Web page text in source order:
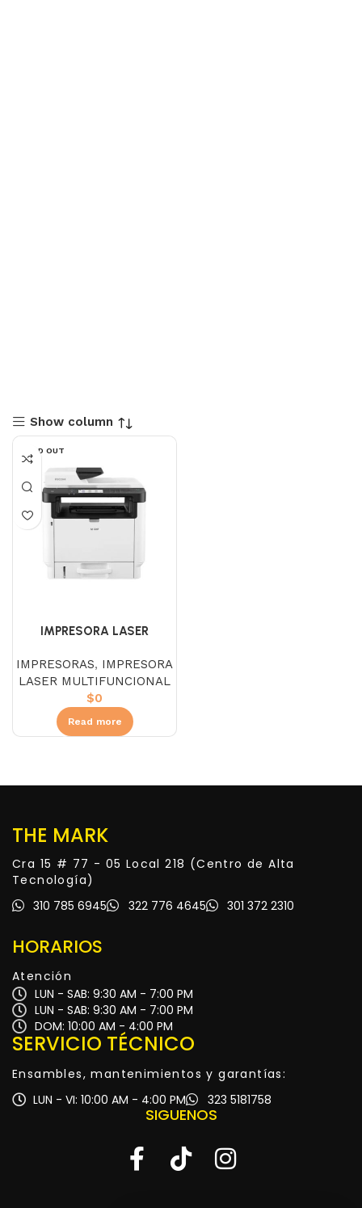
Show column
SOLD OUT
IMPRESORA LASER
M320F
IMPRESORAS, IMPRESORA
LASER MULTIFUNCIONAL
$0
Read more
THE MARK
Cra 15 # 77 - 05 Local 218 (Centro de Alta
Tecnología)
310 785 6945
322 776 4645 301 372 2310
HORARIOS
Atención
LUN - SAB: 9:30 AM - 7:00 PM
LUN - SAB: 9:30 AM - 7:00 PM
DOM: 10:00 AM - 4:00 PM
SERVICIO TÉCNICO
Ensambles, mantenimientos y garantías:
LUN - VI: 10:00 AM - 4:00 PM
323 5181758
SIGUENOS